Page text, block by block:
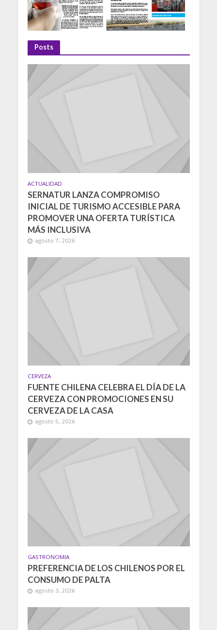
Posts
ACTUALIDAD
SERNATUR LANZA COMPROMISO
INICIAL DE TURISMO ACCESIBLE PARA
PROMOVER UNA OFERTA TURÍSTICA
MÁS INCLUSIVA
agosto 7, 2026
CERVEZA
FUENTE CHILENA CELEBRA EL DÍA DE LA
CERVEZA CON PROMOCIONES EN SU
CERVEZA DE LA CASA
agosto 5, 2026
GASTRONOMIA
PREFERENCIA DE LOS CHILENOS POR EL
CONSUMO DE PALTA
agosto 3, 2026